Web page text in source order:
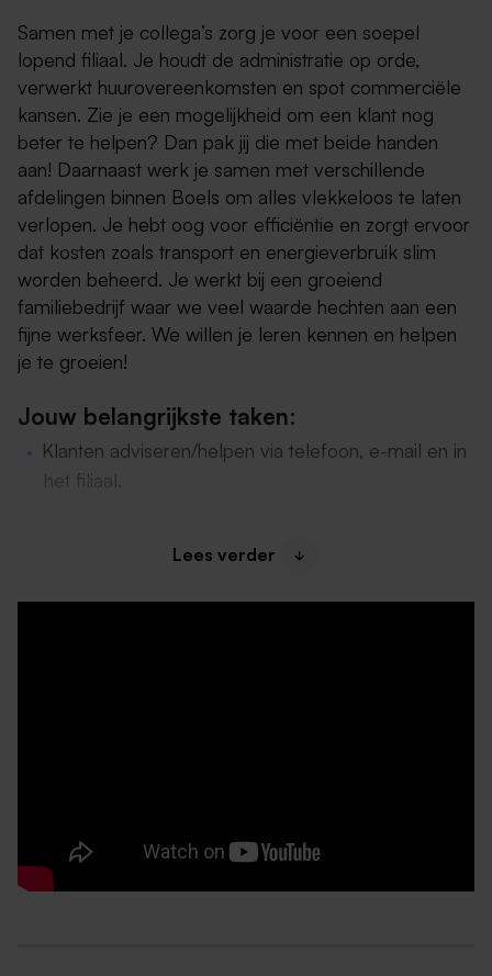
Samen met je collega’s zorg je voor een soepel
lopend filiaal. Je houdt de administratie op orde,
verwerkt huurovereenkomsten en spot commerciële
kansen. Zie je een mogelijkheid om een klant nog
beter te helpen? Dan pak jij die met beide handen
aan! Daarnaast werk je samen met verschillende
afdelingen binnen Boels om alles vlekkeloos te laten
verlopen. Je hebt oog voor efficiëntie en zorgt ervoor
dat kosten zoals transport en energieverbruik slim
worden beheerd. Je werkt bij een groeiend
familiebedrijf waar we veel waarde hechten aan een
fijne werksfeer. We willen je leren kennen en helpen
je te groeien!
Jouw belangrijkste taken:
Klanten adviseren/helpen via telefoon, e-mail en in
het filiaal.
Huurovereenkomsten verwerken en de
behouden. Je ziet erop toe dat onze machines
altijd in topconditie verkeren, zodat klanten direct
Lees verder